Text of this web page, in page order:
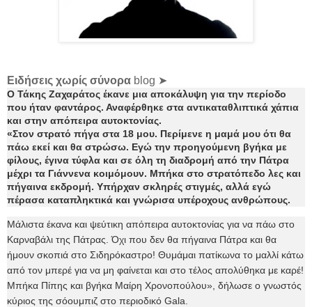
Ειδήσεις χωρίς σύνορα blog ➤
Ο Τάκης Ζαχαράτος έκανε μια αποκάλυψη για την περίοδο
που ήταν φαντάρος. Αναφέρθηκε στα αντικαταθλιπτικά χάπια
και στην απόπειρα αυτοκτονίας.
«Στον στρατό πήγα στα 18 μου. Περίμενε η μαμά μου ότι θα
πάω εκεί και θα στρώσω. Εγώ την προηγούμενη βγήκα με
φίλους, έγινα τύφλα και σε όλη τη διαδρομή από την Πάτρα
μέχρι τα Γιάννενα κοιμόμουν. Μπήκα στο στρατόπεδο λες και
πήγαινα εκδρομή. Υπήρχαν σκληρές στιγμές, αλλά εγώ
πέρασα καταπληκτικά και γνώρισα υπέροχους ανθρώπους.
Μάλιστα έκανα και ψεύτικη απόπειρα αυτοκτονίας για να πάω στο
Καρναβάλι της Πάτρας. Όχι που δεν θα πήγαινα Πάτρα και θα
ήμουν σκοπιά στο Σιδηρόκαστρο! Θυμάμαι πατίκωνα το μαλλί κάτω
από τον μπερέ για να μη φαίνεται και στο τέλος απολύθηκα με καρέ!
Μπήκα Πίπης και βγήκα Μαίρη Χρονοπούλου», δήλωσε ο γνωστός
κύριος της σόουμπιζ στο περιοδικό Gala.